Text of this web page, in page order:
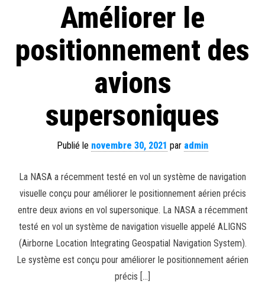
Améliorer le
positionnement des
avions
supersoniques
Publié le novembre 30, 2021 par admin
La NASA a récemment testé en vol un système de navigation
visuelle conçu pour améliorer le positionnement aérien précis
entre deux avions en vol supersonique. La NASA a récemment
testé en vol un système de navigation visuelle appelé ALIGNS
(Airborne Location Integrating Geospatial Navigation System).
Le système est conçu pour améliorer le positionnement aérien
précis […]